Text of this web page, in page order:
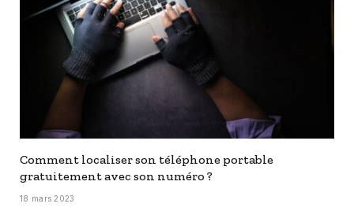
Comment localiser son téléphone portable
gratuitement avec son numéro ?
18 mars 2023